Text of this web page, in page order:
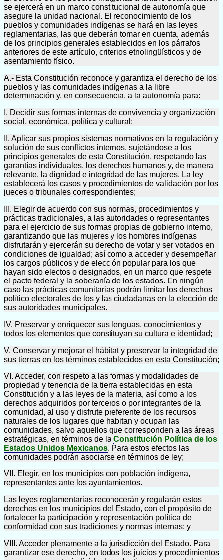
se ejercerá en un marco constitucional de autonomía que
asegure la unidad nacional. El reconocimiento de los
pueblos y comunidades indígenas se hará en las leyes
reglamentarias, las que deberán tomar en cuenta, además
de los principios generales establecidos en los párrafos
anteriores de este artículo, criterios etnolingüísticos y de
asentamiento físico.
A.- Esta Constitución reconoce y garantiza el derecho de los
pueblos y las comunidades indígenas a la libre
determinación y, en consecuencia, a la autonomía para:
I. Decidir sus formas internas de convivencia y organización
social, económica, política y cultural;
II. Aplicar sus propios sistemas normativos en la regulación y
solución de sus conflictos internos, sujetándose a los
principios generales de esta Constitución, respetando las
garantías individuales, los derechos humanos y, de manera
relevante, la dignidad e integridad de las mujeres. La ley
establecerá los casos y procedimientos de validación por los
jueces o tribunales correspondientes;
III. Elegir de acuerdo con sus normas, procedimientos y
prácticas tradicionales, a las autoridades o representantes
para el ejercicio de sus formas propias de gobierno interno,
garantizando que las mujeres y los hombres indígenas
disfrutarán y ejercerán su derecho de votar y ser votados en
condiciones de igualdad; así como a acceder y desempeñar
los cargos públicos y de elección popular para los que
hayan sido electos o designados, en un marco que respete
el pacto federal y la soberanía de los estados. En ningún
caso las prácticas comunitarias podrán limitar los derechos
político electorales de los y las ciudadanas en la elección de
sus autoridades municipales.
IV. Preservar y enriquecer sus lenguas, conocimientos y
todos los elementos que constituyan su cultura e identidad;
V. Conservar y mejorar el hábitat y preservar la integridad de
sus tierras en los términos establecidos en esta Constitución;
VI. Acceder, con respeto a las formas y modalidades de
propiedad y tenencia de la tierra establecidas en esta
Constitución y a las leyes de la materia, así como a los
derechos adquiridos por terceros o por integrantes de la
comunidad, al uso y disfrute preferente de los recursos
naturales de los lugares que habitan y ocupan las
comunidades, salvo aquellos que corresponden a las áreas
estratégicas, en términos de la Constitución Política de los
Estados Unidos Mexicanos. Para estos efectos las
comunidades podrán asociarse en términos de ley;
VII. Elegir, en los municipios con población indígena,
representantes ante los ayuntamientos.
Las leyes reglamentarias reconocerán y regularán estos
derechos en los municipios del Estado, con el propósito de
fortalecer la participación y representación política de
conformidad con sus tradiciones y normas internas; y
VIII. Acceder plenamente a la jurisdicción del Estado. Para
garantizar ese derecho, en todos los juicios y procedimientos